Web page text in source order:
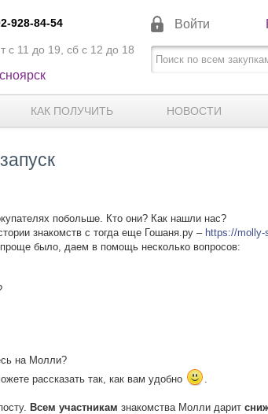
928-84-54
с 11 до 19, сб с 12 до 18
Войти
КАК ПОЛУЧИТЬ НОВОСТИ
побольше. Кто они? Как нашли нас?
знакомств с тогда еще Гошаня.ру – https://
было, даем в помощь несколько вопросов:
на Молли?
рассказать так, как вам удобно
Всем участникам знакомства Молли дарит